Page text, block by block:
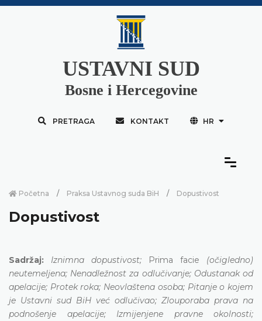
USTAVNI SUD
Bosne i Hercegovine
PRETRAGA KONTAKT HR
Početna Praksa Ustavnog suda BiH Dopustivost
Dopustivost
Sadržaj: Iznimna dopustivost; Prima facie (očigledno)
neutemeljena; Nenadležnost za odlučivanje; Odustanak od
apelacije; Protek roka; Neovlaštena osoba; Pitanje o kojem
je Ustavni sud BiH već odlučivao; Zlouporaba prava na
podnošenje apelacije; Izmijenjene pravne okolnosti;